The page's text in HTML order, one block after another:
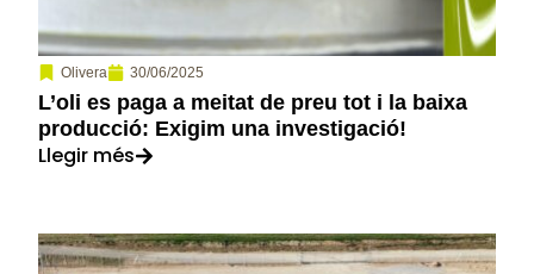
Olivera 30/06/2025
L’oli es paga a meitat de preu tot i la baixa
producció: Exigim una investigació!
Llegir més